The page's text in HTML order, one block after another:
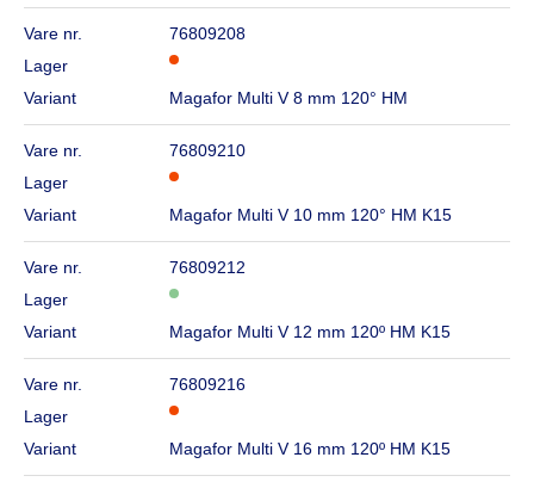
Vare nr.
76809208
Lager
Variant
Magafor Multi V 8 mm 120° HM
Vare nr.
76809210
Lager
Variant
Magafor Multi V 10 mm 120° HM K15
Vare nr.
76809212
Lager
Variant
Magafor Multi V 12 mm 120º HM K15
Vare nr.
76809216
Lager
Variant
Magafor Multi V 16 mm 120º HM K15